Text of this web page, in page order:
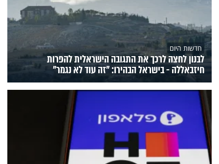
חדשות היום
לבנון לחצה לרכך את התגובה הישראלית להפרות
חיזבאללה - בישראל הבהירו: "זה עוד לא נגמר"